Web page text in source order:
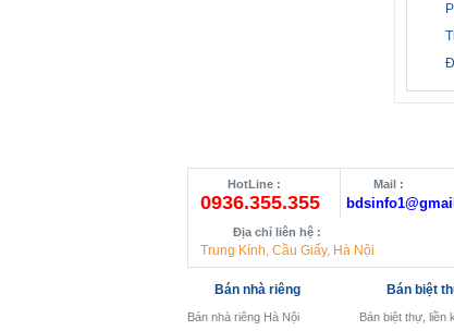
HotLine :
0936.355.355
Mail :
Địa chỉ liên hệ :
Trung Kính, Cầu Giấy, Hà Nội
Bán nhà riêng
Bán nhà riêng Hà Nội
Bán biệt
Bán biệt thự, liền